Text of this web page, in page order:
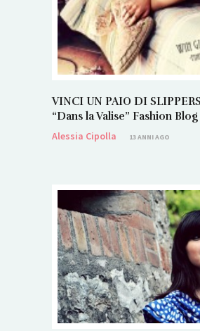
VINCI UN PAIO DI
“Dans la Valise” Fashion Blog
Alessia Cipolla
13 ANNI AGO